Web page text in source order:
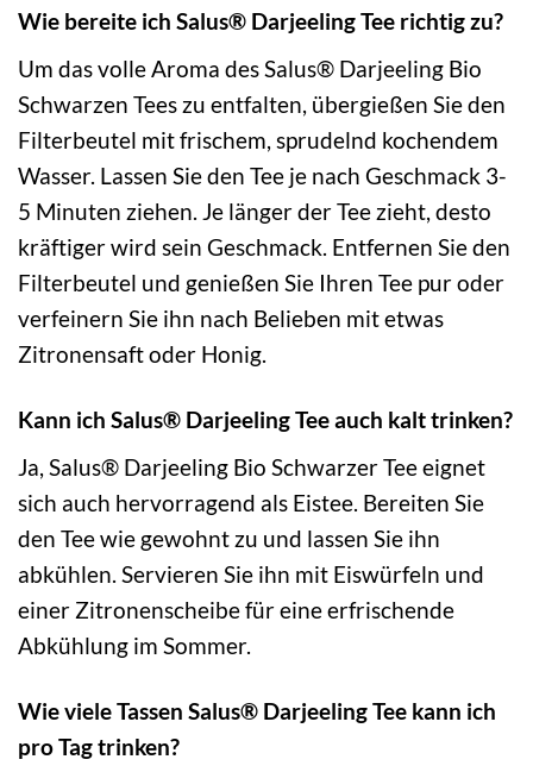
Wie bereite ich Salus® Darjeeling Tee richtig zu?
Um das volle Aroma des Salus® Darjeeling Bio
Schwarzen Tees zu entfalten, übergießen Sie den
Filterbeutel mit frischem, sprudelnd kochendem
Wasser. Lassen Sie den Tee je nach Geschmack 3-
5 Minuten ziehen. Je länger der Tee zieht, desto
kräftiger wird sein Geschmack. Entfernen Sie den
Filterbeutel und genießen Sie Ihren Tee pur oder
verfeinern Sie ihn nach Belieben mit etwas
Zitronensaft oder Honig.
Kann ich Salus® Darjeeling Tee auch kalt trinken?
Ja, Salus® Darjeeling Bio Schwarzer Tee eignet
sich auch hervorragend als Eistee. Bereiten Sie
den Tee wie gewohnt zu und lassen Sie ihn
abkühlen. Servieren Sie ihn mit Eiswürfeln und
einer Zitronenscheibe für eine erfrischende
Abkühlung im Sommer.
Wie viele Tassen Salus® Darjeeling Tee kann ich
pro Tag trinken?